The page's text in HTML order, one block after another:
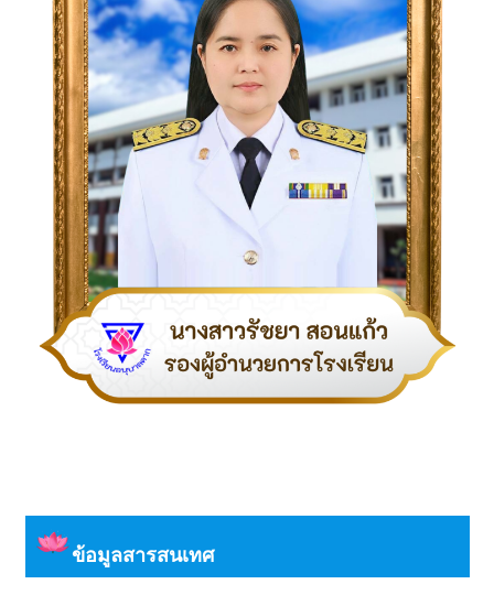
ข้อมูลสารสนเทศ